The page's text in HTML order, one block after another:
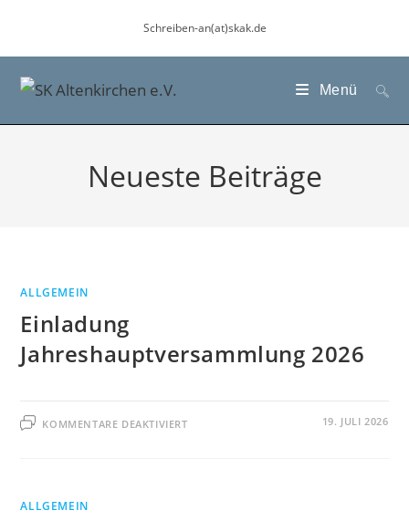
springen
Schreiben-an(at)skak.de
Menü
Neueste Beiträge
ALLGEMEIN
Einladung
Jahreshauptversammlung 2026
KOMMENTARE DEAKTIVIERTFÜR 19. JULI 2026
ALLGEMEIN